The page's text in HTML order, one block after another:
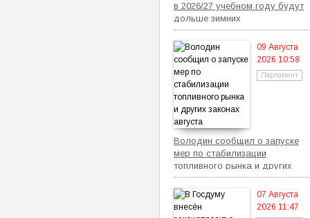
в 2026/27 учебном году будут
дольше зимних
09 Августа
2026 10:58
Парламент
Володин сообщил о запуске
мер по стабилизации
топливного рынка и других
законах августа
07 Августа
2026 11:47